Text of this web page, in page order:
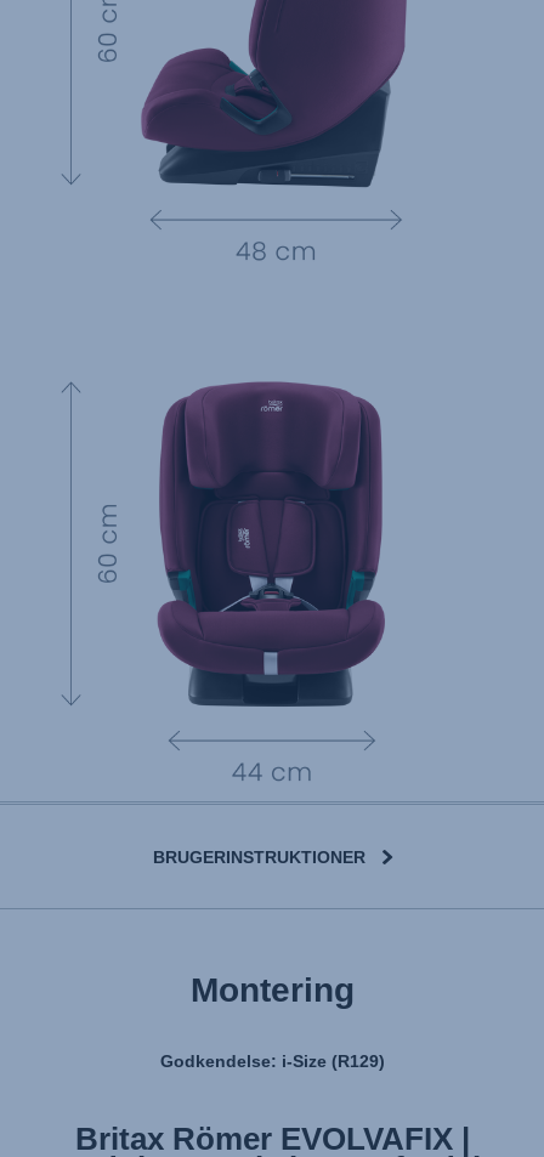
BRUGERINSTRUKTIONER
Montering
Godkendelse: i-Size (R129)
Britax Römer EVOLVAFIX |
Britax Römer EVOLVAFIX |